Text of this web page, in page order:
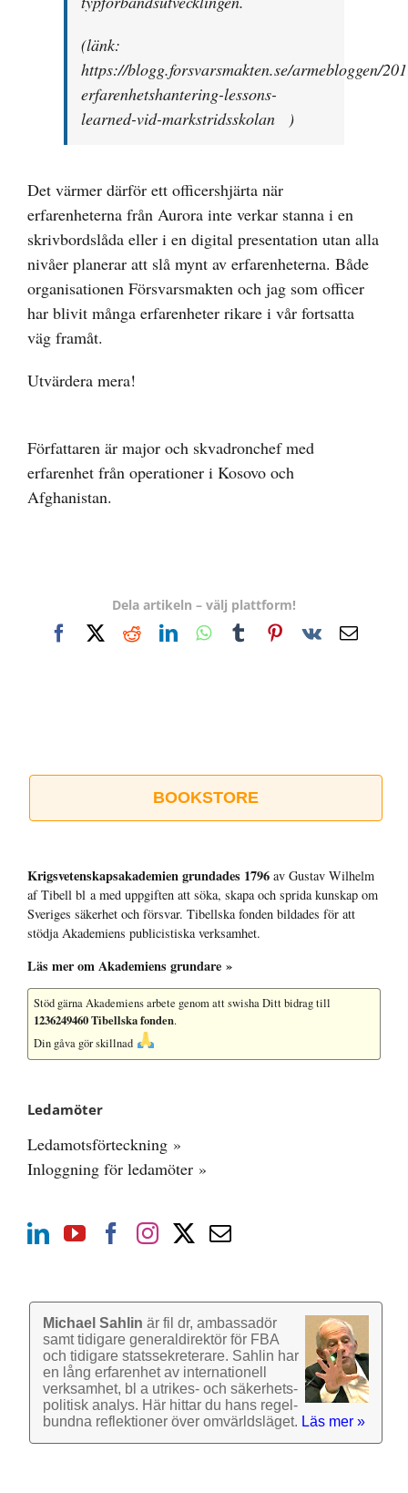
(länk:
https://blogg.forsvarsmakten.se/armebloggen/
erfarenhetshantering-lessons-
learned-vid-markstridsskolan
)
Det värmer därför ett officershjärta när
erfarenheterna från Aurora inte verkar stanna i en
skrivbordslåda eller i en digital presentation utan alla
nivåer planerar att slå mynt av erfarenheterna. Både
organisationen Försvarsmakten och jag som officer
har blivit många erfarenheter rikare i vår fortsatta
väg framåt.
Utvärdera mera!
Författaren är major och skvadronchef med
erfarenhet från operationer i Kosovo och
Afghanistan.
Dela artikeln – välj plattform!
FacebookRedditLinkedInWhatsApp
TumblrPinterest
Vk
E-
BOOKSTORE
Krigsvetenskap­sakademien grundades 1796 av Gustav Wilhelm
af Tibell bl a med uppgiften att söka, skapa och sprida kunskap om
Sveriges säkerhet och försvar. Tibellska fonden bildades för att
stödja Akademiens publicistiska verksamhet.
Läs mer om Akademiens grundare »
Stöd gärna Akademiens arbete genom att swisha Ditt bidrag till
1236249460 Tibellska fonden.
Din gåva gör skillnad
Ledamöter
Ledamotsförteckning »
Inloggning för ledamöter »
Michael Sahlin är fil dr, ambassadör
samt tidigare general­direktör för FBA
och tidigare stats­sekre­terare. Sahlin har
en lång erfarenhet av inter­nationell
verk­samhet, bl a utrikes- och säkerhets­
politisk analys. Här hittar du hans regel­
bundna reflek­tioner över omvärlds­läget. Läs mer »